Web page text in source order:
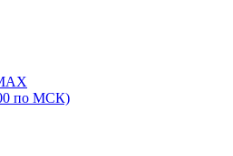
по МСК)